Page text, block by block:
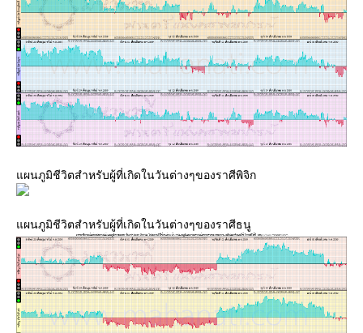
ผนภูมิชีวิตสำหรับผู้ที่เกิดในวันต่างๆของราศีพิจิก
ผนภูมิชีวิตสำหรับผู้ที่เกิดในวันต่างๆของราศีธนู